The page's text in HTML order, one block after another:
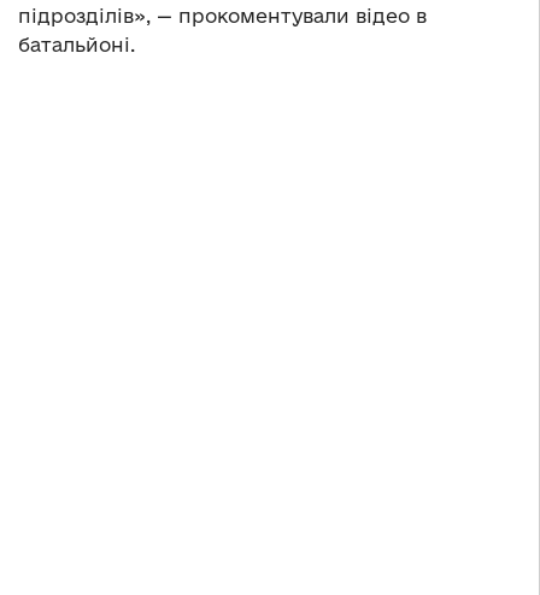
підрозділів», — прокоментували відео в
батальйоні.